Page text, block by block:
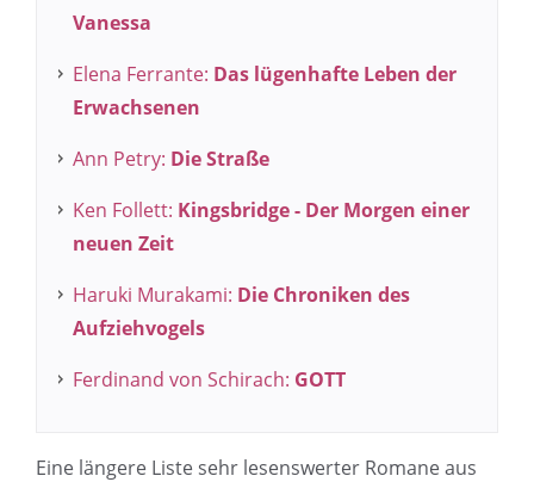
Vanessa
Elena Ferrante: Das lügenhafte Leben der
Erwachsenen
Ann Petry: Die Straße
Ken Follett: Kingsbridge - Der Morgen einer
neuen Zeit
Haruki Murakami: Die Chroniken des
Aufziehvogels
Ferdinand von Schirach: GOTT
Eine längere Liste sehr lesenswerter Romane aus